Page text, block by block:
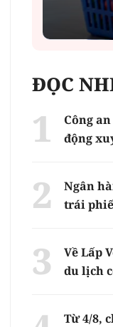
ĐỌC
Công
động
Ngân
trái
Về Lấp
du lịch
Từ 4/8,